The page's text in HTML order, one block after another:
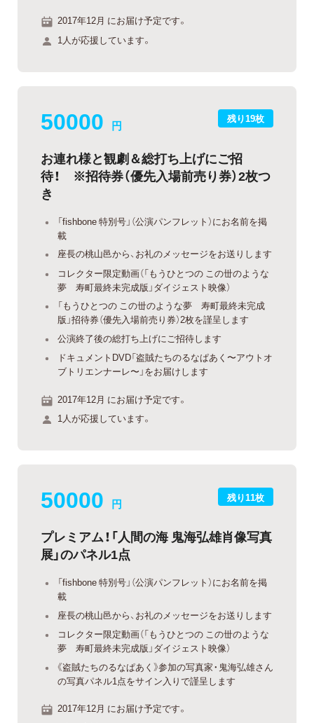
2017年12月 にお届け予定です。
1人が応援しています。
残り19枚
50000 円
お連れ様と観劇＆総打ち上げにご招
待！ ※招待券（優先入場前売り券）2枚つ
き
「fishbone 特別号」（公演パンフレット）にお名前を掲
載
座長の桃山邑から、お礼のメッセージをお送りします
コレクター限定動画（「もうひとつの この丗のような
夢 寿町最終未完成版」ダイジェスト映像）
「もうひとつの この丗のような夢 寿町最終未完成
版」招待券（優先入場前売り券）2枚を謹呈します
公演終了後の総打ち上げにご招待します
ドキュメントDVD「盗賊たちのるなぱあく〜アウトオ
ブトリエンナーレ〜」をお届けします
2017年12月 にお届け予定です。
1人が応援しています。
残り11枚
50000 円
プレミアム！「人間の海 鬼海弘雄肖像写真
展」のパネル1点
「fishbone 特別号」（公演パンフレット）にお名前を掲
載
座長の桃山邑から、お礼のメッセージをお送りします
コレクター限定動画（「もうひとつの この丗のような
夢 寿町最終未完成版」ダイジェスト映像）
《盗賊たちのるなぱあく》参加の写真家・鬼海弘雄さん
の写真パネル1点をサイン入りで謹呈します
2017年12月 にお届け予定です。